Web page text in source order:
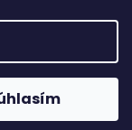
práva
cookies